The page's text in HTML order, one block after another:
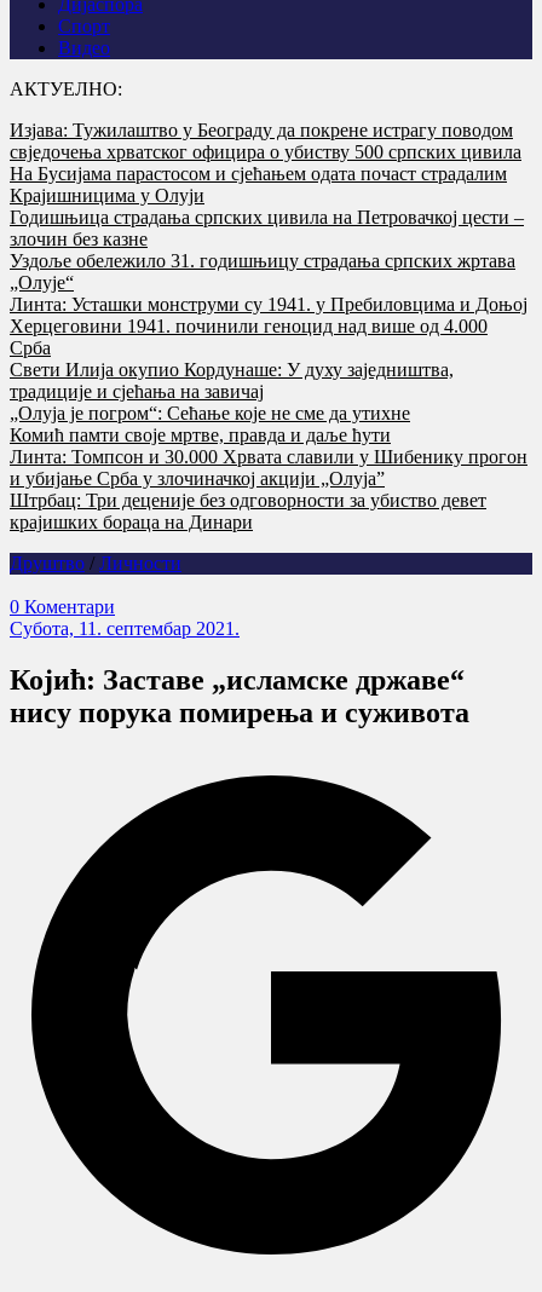
Спорт
Видео
АКТУЕЛНО:
Изјава: Тужилаштво у Београду да покрене истрагу поводом
свједочења хрватског официра о убиству 500 српских цивила
На Бусијама парастосом и сјећањем одата почаст страдалим
Крајишницима у Олуји
Годишњица страдања српских цивила на Петровачкој цести –
злочин без казне
Уздоље обележило 31. годишњицу страдања српских жртава
„Олује“
Линта: Усташки монструми су 1941. у Пребиловцима и Доњој
Херцеговини 1941. починили геноцид над више од 4.000
Срба
Свети Илија окупио Кордунаше: У духу заједништва,
традиције и сјећања на завичај
„Олуја је погром“: Сећање које не сме да утихне
Комић памти своје мртве, правда и даље ћути
Линта: Томпсон и 30.000 Хрвата славили у Шибенику прогон
и убијање Срба у злочиначкој акцији „Олуја”
Штрбац: Три деценије без одговорности за убиство девет
крајишких бораца на Динари
Друштво / Личности
0 Коментари
Субота, 11. септембар 2021.
Којић: Заставе „исламске државе“
нису порука помирења и суживота